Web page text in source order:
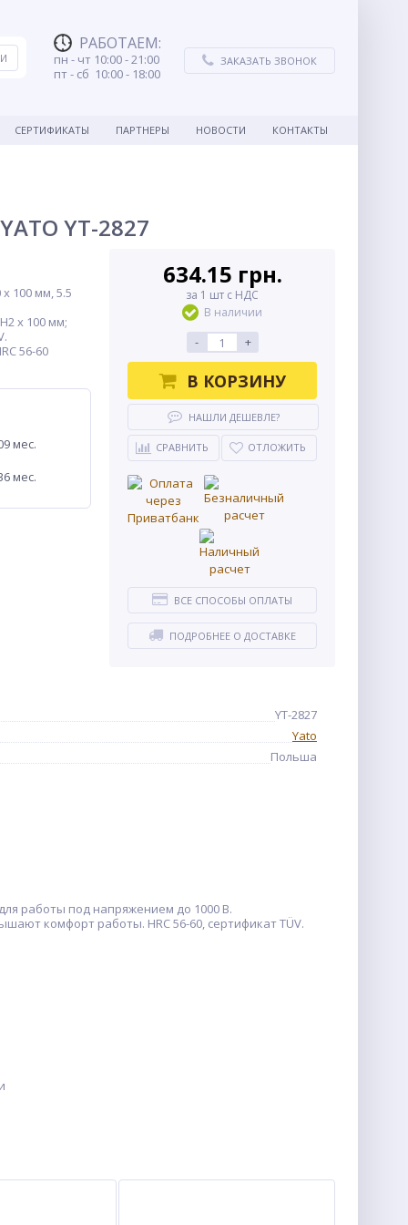
РАБОТАЕМ:
пн - чт 10:00 - 21:00
пт - сб 10:00 - 18:00
ЗАКАЗАТЬ ЗВОНОК
СЕРТИФИКАТЫ ПАРТНЕРЫ НОВОСТИ КОНТАКТЫ
YT-2827
100 мм, 5.5
х 100 мм;
56-60
мес.
мес.
634.15 грн.
за 1 шт с НДС
В наличии
- +
В КОРЗИНУ
НАШЛИ ДЕШЕВЛЕ?
СРАВНИТЬ ОТЛОЖИТЬ
ВСЕ СПОСОБЫ ОПЛАТЫ
ПОДРОБНЕЕ О ДОСТАВКЕ
YT-2827
Yato
Польша
работы под напряжением до 1000 В.
комфорт работы. HRC 56-60, сертификат TÜV.